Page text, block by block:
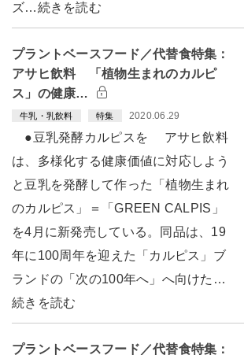
ズ…続きを読む
プラントベースフード／代替食特集：
アサヒ飲料 「植物生まれのカルピ
ス」の健康…
牛乳・乳飲料 特集 2020.06.29
●豆乳発酵カルピスを アサヒ飲料
は、多様化する健康価値に対応しよう
と豆乳を発酵して作った「植物生まれ
のカルピス」＝「GREEN CALPIS」
を4月に新発売している。同品は、19
年に100周年を迎えた「カルピス」ブ
ランドの「次の100年へ」へ向けた…
続きを読む
プラントベースフード／代替食特集：